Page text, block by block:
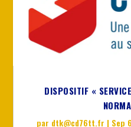
DISPOSITIF «
par dtk@cd76tt.fr | Sep